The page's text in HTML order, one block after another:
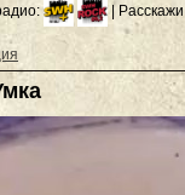
|